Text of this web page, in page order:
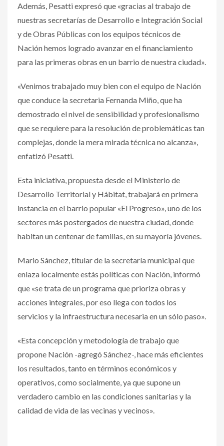
Además, Pesatti expresó que «gracias al trabajo de
nuestras secretarías de Desarrollo e Integración Social
y de Obras Públicas con los equipos técnicos de
Nación hemos logrado avanzar en el financiamiento
para las primeras obras en un barrio de nuestra ciudad».
«Venimos trabajado muy bien con el equipo de Nación
que conduce la secretaria Fernanda Miño, que ha
demostrado el nivel de sensibilidad y profesionalismo
que se requiere para la resolución de problemáticas tan
complejas, donde la mera mirada técnica no alcanza»,
enfatizó Pesatti.
Esta iniciativa, propuesta desde el Ministerio de
Desarrollo Territorial y Hábitat, trabajará en primera
instancia en el barrio popular «El Progreso», uno de los
sectores más postergados de nuestra ciudad, donde
habitan un centenar de familias, en su mayoría jóvenes.
Mario Sánchez, titular de la secretaría municipal que
enlaza localmente estás políticas con Nación, informó
que «se trata de un programa que prioriza obras y
acciones integrales, por eso llega con todos los
servicios y la infraestructura necesaria en un sólo paso».
«Esta concepción y metodología de trabajo que
propone Nación -agregó Sánchez-, hace más eficientes
los resultados, tanto en términos económicos y
operativos, como socialmente, ya que supone un
verdadero cambio en las condiciones sanitarias y la
calidad de vida de las vecinas y vecinos».